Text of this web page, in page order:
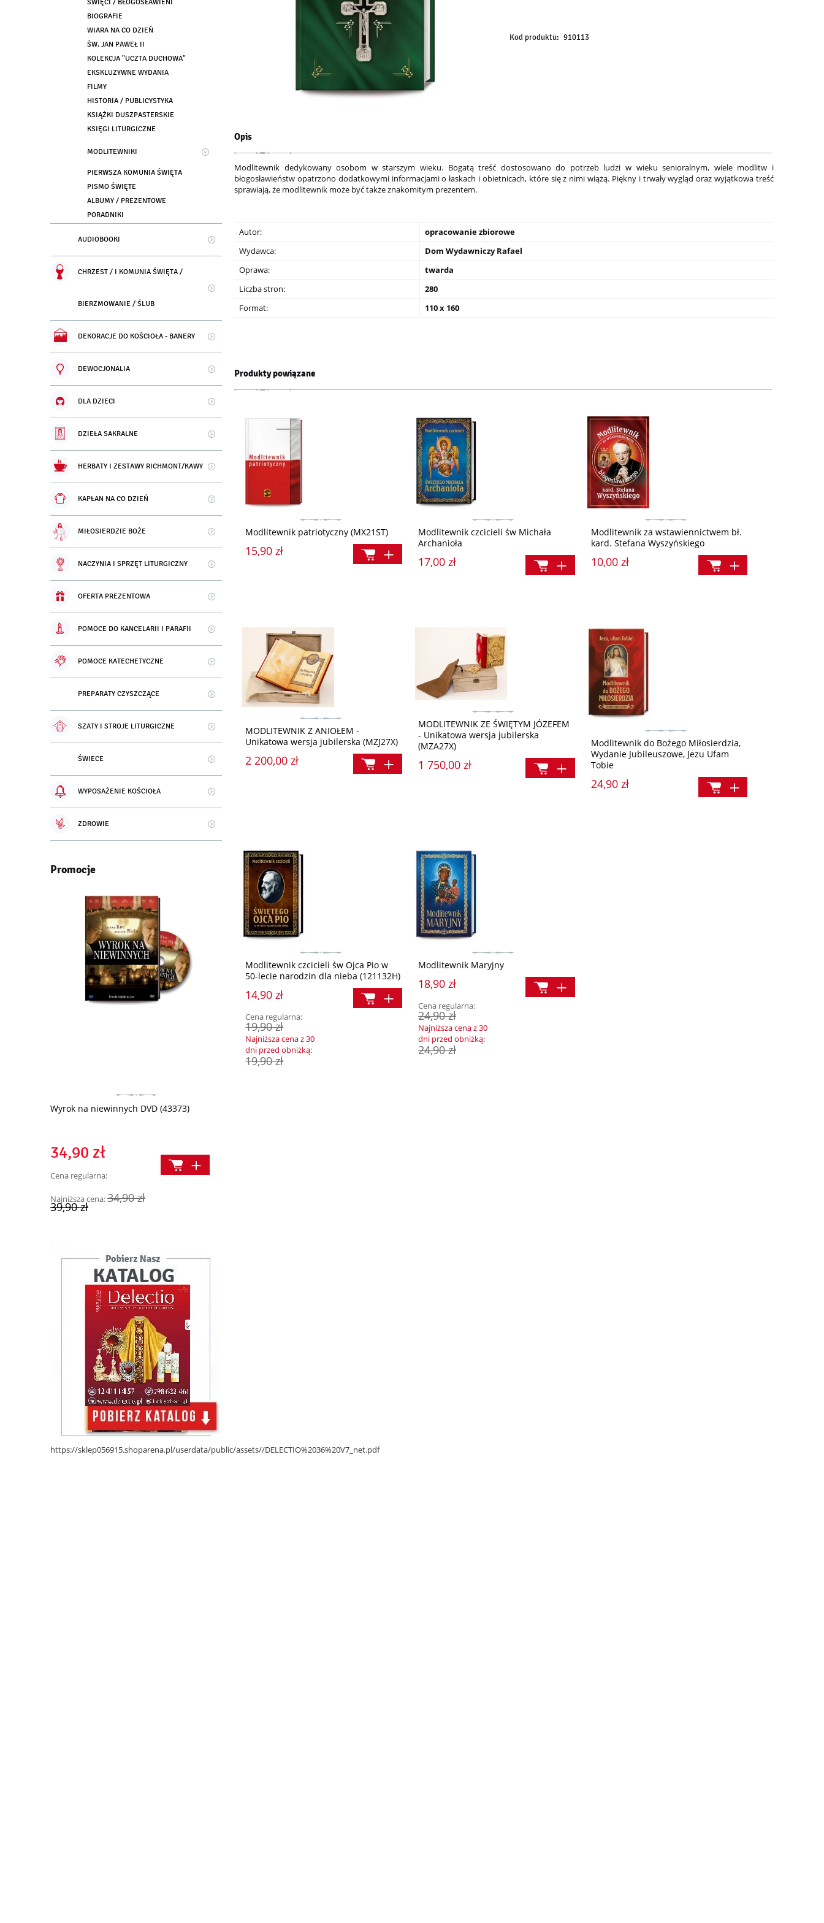
ŚWIĘCI / BŁOGOSŁAWIENI
BIOGRAFIE
WIARA NA CO DZIEŃ
ŚW. JAN PAWEŁ II
KOLEKCJA "UCZTA DUCHOWA"
EKSKLUZYWNE WYDANIA
FILMY
HISTORIA / PUBLICYSTYKA
KSIĄŻKI DUSZPASTERSKIE
KSIĘGI LITURGICZNE
MODLITEWNIKI
PIERWSZA KOMUNIA ŚWIĘTA
PISMO ŚWIĘTE
ALBUMY / PREZENTOWE
PORADNIKI
AUDIOBOOKI
CHRZEST / I KOMUNIA ŚWIĘTA /
BIERZMOWANIE / ŚLUB
DEKORACJE DO KOŚCIOŁA - BANERY
DEWOCJONALIA
DLA DZIECI
DZIEŁA SAKRALNE
HERBATY I ZESTAWY RICHMONT/KAWY
KAPŁAN NA CO DZIEŃ
MIŁOSIERDZIE BOŻE
NACZYNIA I SPRZĘT LITURGICZNY
OFERTA PREZENTOWA
POMOCE DO KANCELARII I PARAFII
POMOCE KATECHETYCZNE
PREPARATY CZYSZCZĄCE
SZATY I STROJE LITURGICZNE
ŚWIECE
WYPOSAŻENIE KOŚCIOŁA
ZDROWIE
Promocje
Wyrok na niewinnych DVD (43373)
34,90 zł
Cena regularna:
39,90 zł
Najniższa cena:34,90 zł
https://sklep056915.shoparena.pl/userdata/public/assets//DELECTIO%2036%20V7_net.pdf
Kod produktu: 910113
Opis
Modlitewnik dedykowany osobom w starszym wieku. Bogatą treść dostosowano do potrzeb ludzi w wieku senioralnym, wiele modlitw i
błogosławieństw opatrzono dodatkowymi informacjami o łaskach i obietnicach, które się z nimi wiążą. Piękny i trwały wygląd oraz wyjątkowa treść
sprawiają, że modlitewnik może być także znakomitym prezentem.
Autor:
opracowanie zbiorowe
Wydawca:
Dom Wydawniczy Rafael
Oprawa:
twarda
Liczba stron:
280
Format:
110 x 160
Produkty powiązane
Modlitewnik patriotyczny (MX21ST)
15,90 zł
Modlitewnik czcicieli św Michała
Archanioła
17,00 zł
Modlitewnik za wstawiennictwem bł.
kard. Stefana Wyszyńskiego
10,00 zł
MODLITEWNIK Z ANIOŁEM -
Unikatowa wersja jubilerska (MZJ27X)
2 200,00 zł
MODLITEWNIK ZE ŚWIĘTYM JÓZEFEM
- Unikatowa wersja jubilerska
(MZA27X)
1 750,00 zł
Modlitewnik do Bożego Miłosierdzia,
Wydanie Jubileuszowe, Jezu Ufam
Tobie
24,90 zł
Modlitewnik czcicieli św Ojca Pio w
50-lecie narodzin dla nieba (121132H)
14,90 zł
Cena regularna:
19,90 zł
Najniższa cena z 30
dni przed obniżką:
19,90 zł
Modlitewnik Maryjny
18,90 zł
Cena regularna:
24,90 zł
Najniższa cena z 30
dni przed obniżką:
24,90 zł